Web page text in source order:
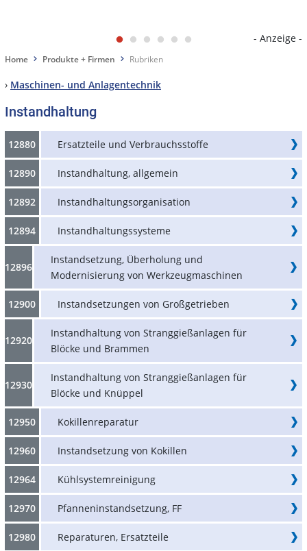
- Anzeige -
Home Produkte + Firmen Rubriken
› Maschinen- und Anlagentechnik
Instandhaltung
12880 Ersatzteile und Verbrauchsstoffe
12890 Instandhaltung, allgemein
12892 Instandhaltungsorganisation
12894 Instandhaltungssysteme
12896
Instandsetzung, Überholung und
Modernisierung von Werkzeugmaschinen
12900 Instandsetzungen von Großgetrieben
12920
Instandhaltung von Stranggießanlagen für
Blöcke und Brammen
12930
Instandhaltung von Stranggießanlagen für
Blöcke und Knüppel
12950 Kokillenreparatur
12960 Instandsetzung von Kokillen
12964 Kühlsystemreinigung
12970 Pfanneninstandsetzung, FF
12980 Reparaturen, Ersatzteile